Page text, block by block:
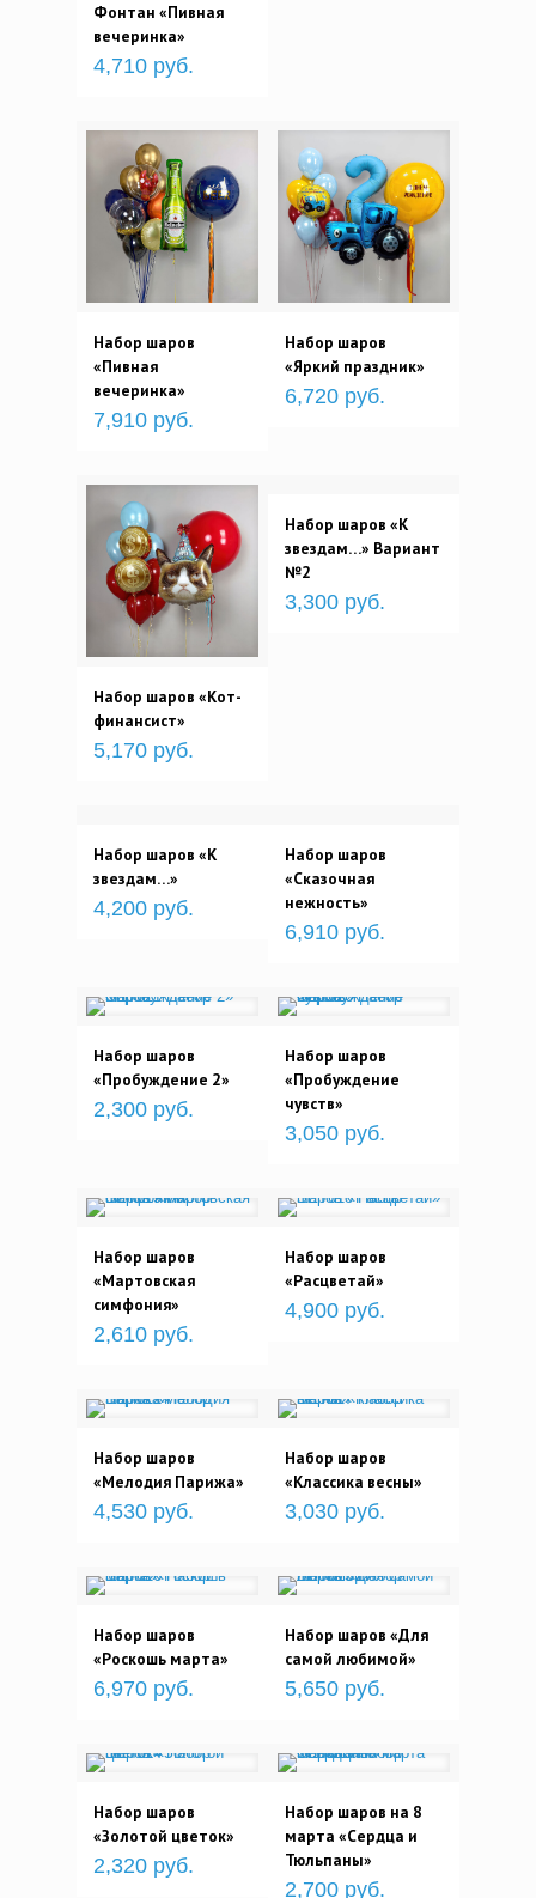
Фонтан «Пивная
вечеринка»
4,710 руб.
Набор шаров
«Пивная
вечеринка»
7,910 руб.
Набор шаров
«Яркий праздник»
6,720 руб.
Набор шаров «Кот-
финансист»
5,170 руб.
Набор шаров «К
звездам…» Вариант
№2
3,300 руб.
Набор шаров «К
звездам…»
4,200 руб.
Набор шаров
«Сказочная
нежность»
6,910 руб.
Набор шаров
«Пробуждение 2»
2,300 руб.
Набор шаров
«Пробуждение
чувств»
3,050 руб.
Набор шаров
«Мартовская
симфония»
2,610 руб.
Набор шаров
«Расцветай»
4,900 руб.
Набор шаров
«Мелодия Парижа»
4,530 руб.
Набор шаров
«Классика весны»
3,030 руб.
Набор шаров
«Роскошь марта»
6,970 руб.
Набор шаров «Для
самой любимой»
5,650 руб.
Набор шаров
«Золотой цветок»
2,320 руб.
Набор шаров на 8
марта «Сердца и
Тюльпаны»
2,700 руб.